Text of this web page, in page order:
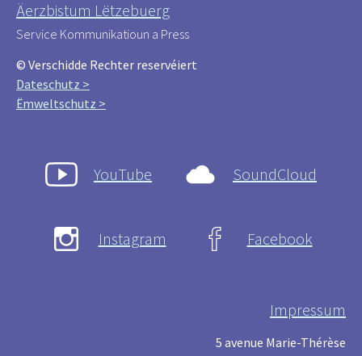
Äerzbistum Lëtzebuerg
Service Kommunikatioun a Press
© Verschidde Rechter reservéiert
Dateschutz >
Ëmweltschutz >
YouTube SoundCloud
Instagram Facebook
Impressum
5 avenue Marie-Thérèse